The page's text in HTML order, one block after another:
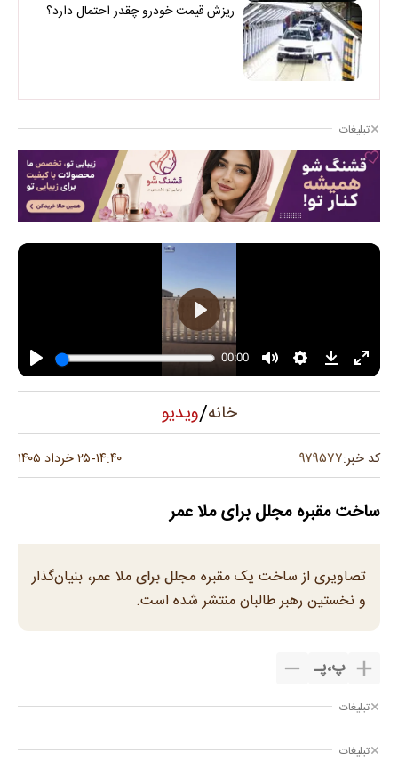
ریزش قیمت خودرو چقدر احتمال دارد؟
تبلیغات
خانه/ویدیو
کد خبر:۹۷۹۵۷۷ ۱۴:۴۰-۲۵ خرداد ۱۴۰۵
ساخت مقبره‌ مجلل برای ملا عمر
تصاویری از ساخت یک مقبره مجلل برای ملا عمر، بنیان‌گذار
و نخستین رهبر طالبان منتشر شده است.
پ،پـ
تبلیغات
تبلیغات